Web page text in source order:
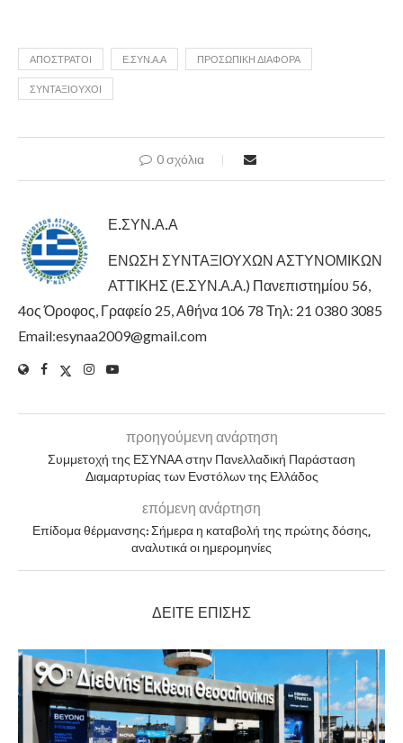
ΑΠΌΣΤΡΑΤΟΙ Ε.ΣΥΝ.Α.Α ΠΡΟΣΩΠΙΚΗ ΔΙΑΦΟΡΑ
ΣΥΝΤΑΞΙΟΎΧΟΙ
0 σχόλια
Ε.ΣΥΝ.Α.Α
ΕΝΩΣΗ ΣΥΝΤΑΞΙΟΥΧΩΝ ΑΣΤΥΝΟΜΙΚΩΝ
ΑΤΤΙΚΗΣ (Ε.ΣΥΝ.Α.Α.) Πανεπιστημίου 56,
4ος Όροφος, Γραφείο 25, Αθήνα 106 78 Τηλ: 21 0380 3085
Email:esynaa2009@gmail.com
προηγούμενη ανάρτηση
Συμμετοχή της ΕΣΥΝΑΑ στην Πανελλαδική Παράσταση
Διαμαρτυρίας των Ενστόλων της Ελλάδος
επόμενη ανάρτηση
Επίδομα θέρμανσης: Σήμερα η καταβολή της πρώτης δόσης,
αναλυτικά οι ημερομηνίες
ΔΕΊΤΕ ΕΠΊΣΗΣ